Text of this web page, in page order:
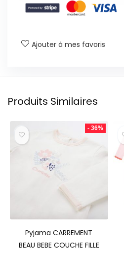
Ajouter à mes favoris
Produits Similaires
- 36%
Pyjama CARREMENT
BEAU BEBE COUCHE FILLE